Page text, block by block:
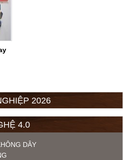
2026
4.0
DÂY